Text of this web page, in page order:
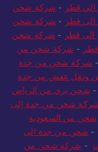
قطر - شركة شحن
قطر - شركة شحن
قطر - شركة شحن
- شركة شحن من
- شركة شحن من جدة
ونقل عفش من جدة
- شحن بري من الرياض
شحن من جدة إلى
شحن من السعودية
- شحن من جدة الى
- شركة شحن من